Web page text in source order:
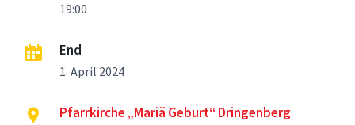
19:00
End
1. April 2024
Pfarrkirche „Mariä Geburt“ Dringenberg